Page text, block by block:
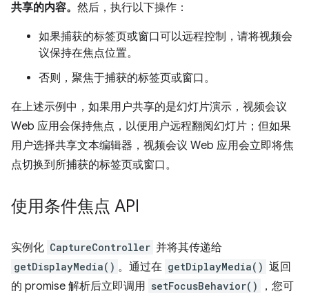
共享的内容。 然后，执行以下操作：
如果捕获的标签页或窗口可以远程控制，请将视频会
议保持在焦点位置。
否则，聚焦于捕获的标签页或窗口。
在上述示例中，如果用户共享的是幻灯片演示，视频会议
Web 应用会保持焦点，以便用户远程翻阅幻灯片；但如果
用户选择共享文本编辑器，视频会议 Web 应用会立即将焦
点切换到所捕获的标签页或窗口。
使用条件焦点 API
实例化 CaptureController 并将其传递给
getDisplayMedia() 。通过在 getDiplayMedia() 返回
的 promise 解析后立即调用 setFocusBehavior()
，您可